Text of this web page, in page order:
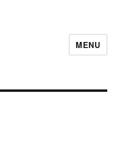
MENU